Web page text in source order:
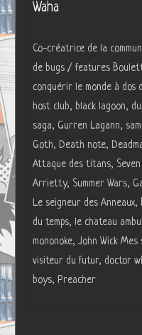
Waha
Co-créatrice de la
de bugs / features
conquérir le monde à dos
host club, black lagoon,
saga, Gurren Lagann,
Goth, Death note,
Attaque des titans, Seven
Arrietty, Summer Wars,
Le seigneur des
du temps, le chateau
mononoke, John Wick
visiteur du futur, doctor
boys, Preacher